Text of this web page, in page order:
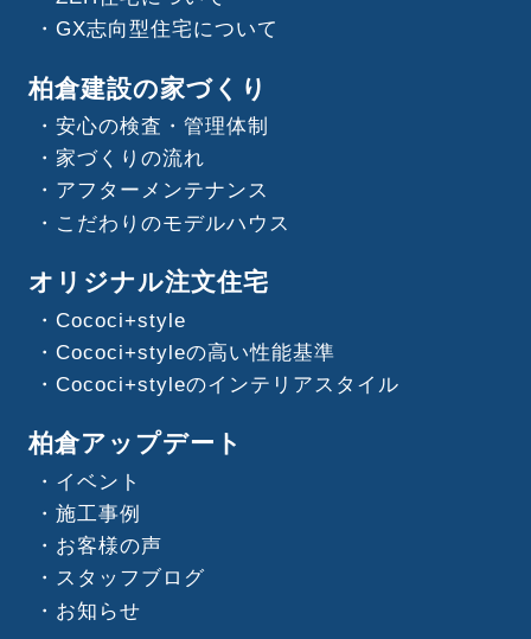
GX志向型住宅について
柏倉建設の家づくり
安心の検査・管理体制
家づくりの流れ
アフターメンテナンス
こだわりのモデルハウス
オリジナル注文住宅
Cococi+style
Cococi+styleの高い性能基準
Cococi+styleのインテリアスタイル
柏倉アップデート
イベント
施工事例
お客様の声
スタッフブログ
お知らせ